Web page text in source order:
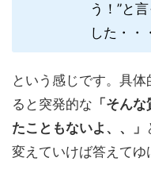
う！”と
した・・
という感じです。具
ると突発的な 「そん
たこともないよ、、」
変えていけば答えてゆ